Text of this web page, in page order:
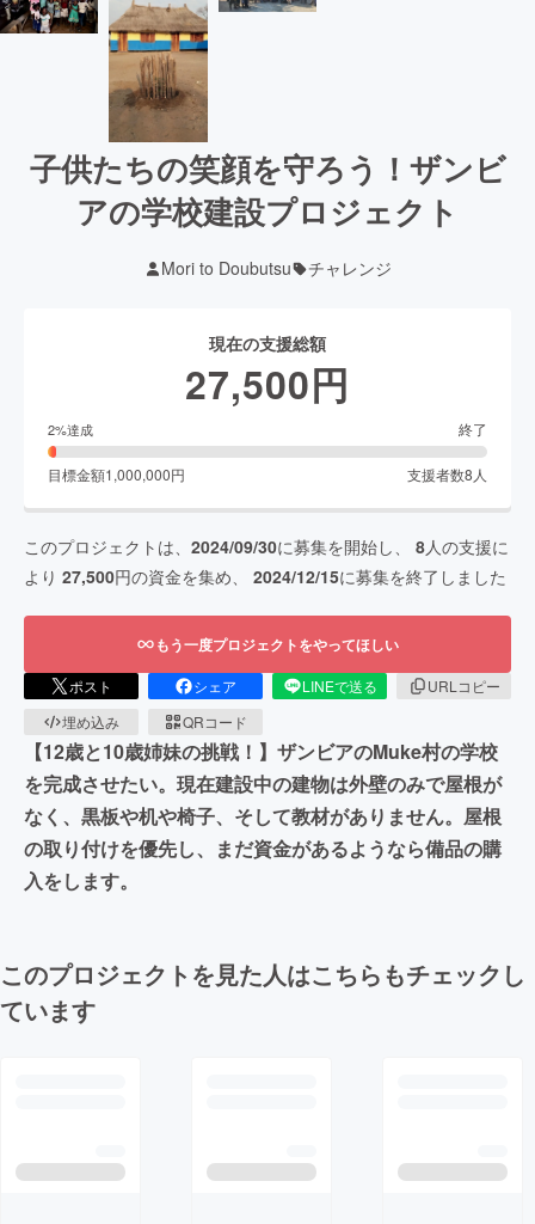
子供たちの笑顔を守ろう！ザンビ
アの学校建設プロジェクト
Mori to Doubutsu チャレンジ
現在の支援総額
27,500円
2%達成 終了
目標金額1,000,000円 支援者数8人
このプロジェクトは、 2024/09/30に募集を開始し、 8人の支援に
より 27,500円の資金を集め、 2024/12/15に募集を終了しました
もう一度プロジェクトをやってほしい
ポスト シェア LINEで送る
URLコピー
埋め込み
QRコード
【12歳と10歳姉妹の挑戦！】ザンビアのMuke村の学校
を完成させたい。現在建設中の建物は外壁のみで屋根が
なく、黒板や机や椅子、そして教材がありません。屋根
の取り付けを優先し、まだ資金があるようなら備品の購
入をします。
このプロジェクトを見た人はこちらもチェックし
ています